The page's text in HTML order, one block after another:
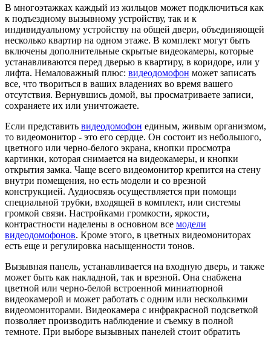
В многоэтажках каждый из жильцов может подключиться как
к подъездному вызывному устройству, так и к
индивидуальному устройству на общей двери, объединяющей
несколько квартир на одном этаже. В комплект могут быть
включены дополнительные скрытые видеокамеры, которые
устанавливаются перед дверью в квартиру, в коридоре, или у
лифта. Немаловажный плюс: видеодомофон может записать
все, что твориться в ваших владениях во время вашего
отсутствия. Вернувшись домой, вы просматриваете записи,
сохраняете их или уничтожаете.
Если представить видеодомофон единым, живым организмом,
то видеомонитор - это его сердце. Он состоит из небольшого,
цветного или черно-белого экрана, кнопки просмотра
картинки, которая снимается на видеокамеры, и кнопки
открытия замка. Чаще всего видеомонитор крепится на стену
внутри помещения, но есть модели и со врезной
конструкцией. Аудиосвязь осуществляется при помощи
специальной трубки, входящей в комплект, или системы
громкой связи. Настройками громкости, яркости,
контрастности наделены в основном все модели
видеодомофонов. Кроме этого, в цветных видеомониторах
есть еще и регулировка насыщенности тонов.
Вызывная панель, устанавливается на входную дверь, и также
может быть как накладной, так и врезной. Она снабжена
цветной или черно-белой встроенной миниатюрной
видеокамерой и может работать с одним или несколькими
видеомониторами. Видеокамера с инфракрасной подсветкой
позволяет производить наблюдение и съемку в полной
темноте. При выборе вызывных панелей стоит обратить